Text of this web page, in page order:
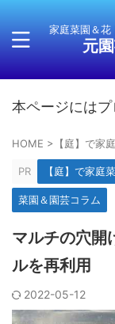
家庭菜園＆花
元
本ページには
HOME > 【庭】で家
PR 【庭】で家庭
菜園＆園芸コラム
マルチの穴開
ルを再利用
2022-05-12